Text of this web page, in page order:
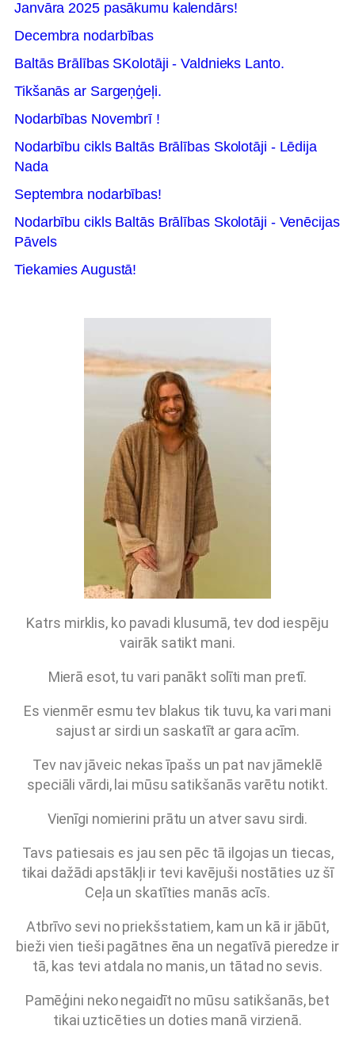
Janvāra 2025 pasākumu kalendārs!
Decembra nodarbības
Baltās Brālības SKolotāji - Valdnieks Lanto.
Tikšanās ar Sargeņģeļi.
Nodarbības Novembrī !
Nodarbību cikls Baltās Brālības Skolotāji - Lēdija
Nada
Septembra nodarbības!
Nodarbību cikls Baltās Brālības Skolotāji - Venēcijas
Pāvels
Tiekamies Augustā!
Katrs mirklis, ko pavadi klusumā, tev dod iespēju
vairāk satikt mani.
Mierā esot, tu vari panākt solīti man pretī.
Es vienmēr esmu tev blakus tik tuvu, ka vari mani
sajust ar sirdi un saskatīt ar gara acīm.
Tev nav jāveic nekas īpašs un pat nav jāmeklē
speciāli vārdi, lai mūsu satikšanās varētu notikt.
Vienīgi nomierini prātu un atver savu sirdi.
Tavs patiesais es jau sen pēc tā ilgojas un tiecas,
tikai dažādi apstākļi ir tevi kavējuši nostāties uz šī
Ceļa un skatīties manās acīs.
Atbrīvo sevi no priekšstatiem, kam un kā ir jābūt,
bieži vien tieši pagātnes ēna un negatīvā pieredze ir
tā, kas tevi atdala no manis, un tātad no sevis.
Pamēģini neko negaidīt no mūsu satikšanās, bet
tikai uzticēties un doties manā virzienā.